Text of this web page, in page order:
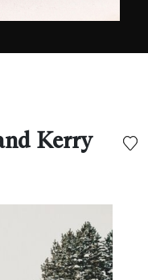
Kerry